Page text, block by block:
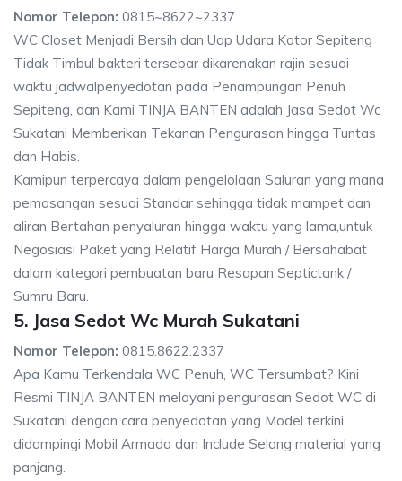
Nomor Telepon: 0815~8622~2337
WC Closet Menjadi Bersih dan Uap Udara Kotor Sepiteng
Tidak Timbul bakteri tersebar dikarenakan rajin sesuai
waktu jadwalpenyedotan pada Penampungan Penuh
Sepiteng, dan Kami TINJA BANTEN adalah Jasa Sedot Wc
Sukatani Memberikan Tekanan Pengurasan hingga Tuntas
dan Habis.
Kamipun terpercaya dalam pengelolaan Saluran yang mana
pemasangan sesuai Standar sehingga tidak mampet dan
aliran Bertahan penyaluran hingga waktu yang lama,untuk
Negosiasi Paket yang Relatif Harga Murah / Bersahabat
dalam kategori pembuatan baru Resapan Septictank /
Sumru Baru.
5. Jasa Sedot Wc Murah Sukatani
Nomor Telepon: 0815.8622.2337
Apa Kamu Terkendala WC Penuh, WC Tersumbat? Kini
Resmi TINJA BANTEN melayani pengurasan Sedot WC di
Sukatani dengan cara penyedotan yang Model terkini
didampingi Mobil Armada dan Include Selang material yang
panjang.